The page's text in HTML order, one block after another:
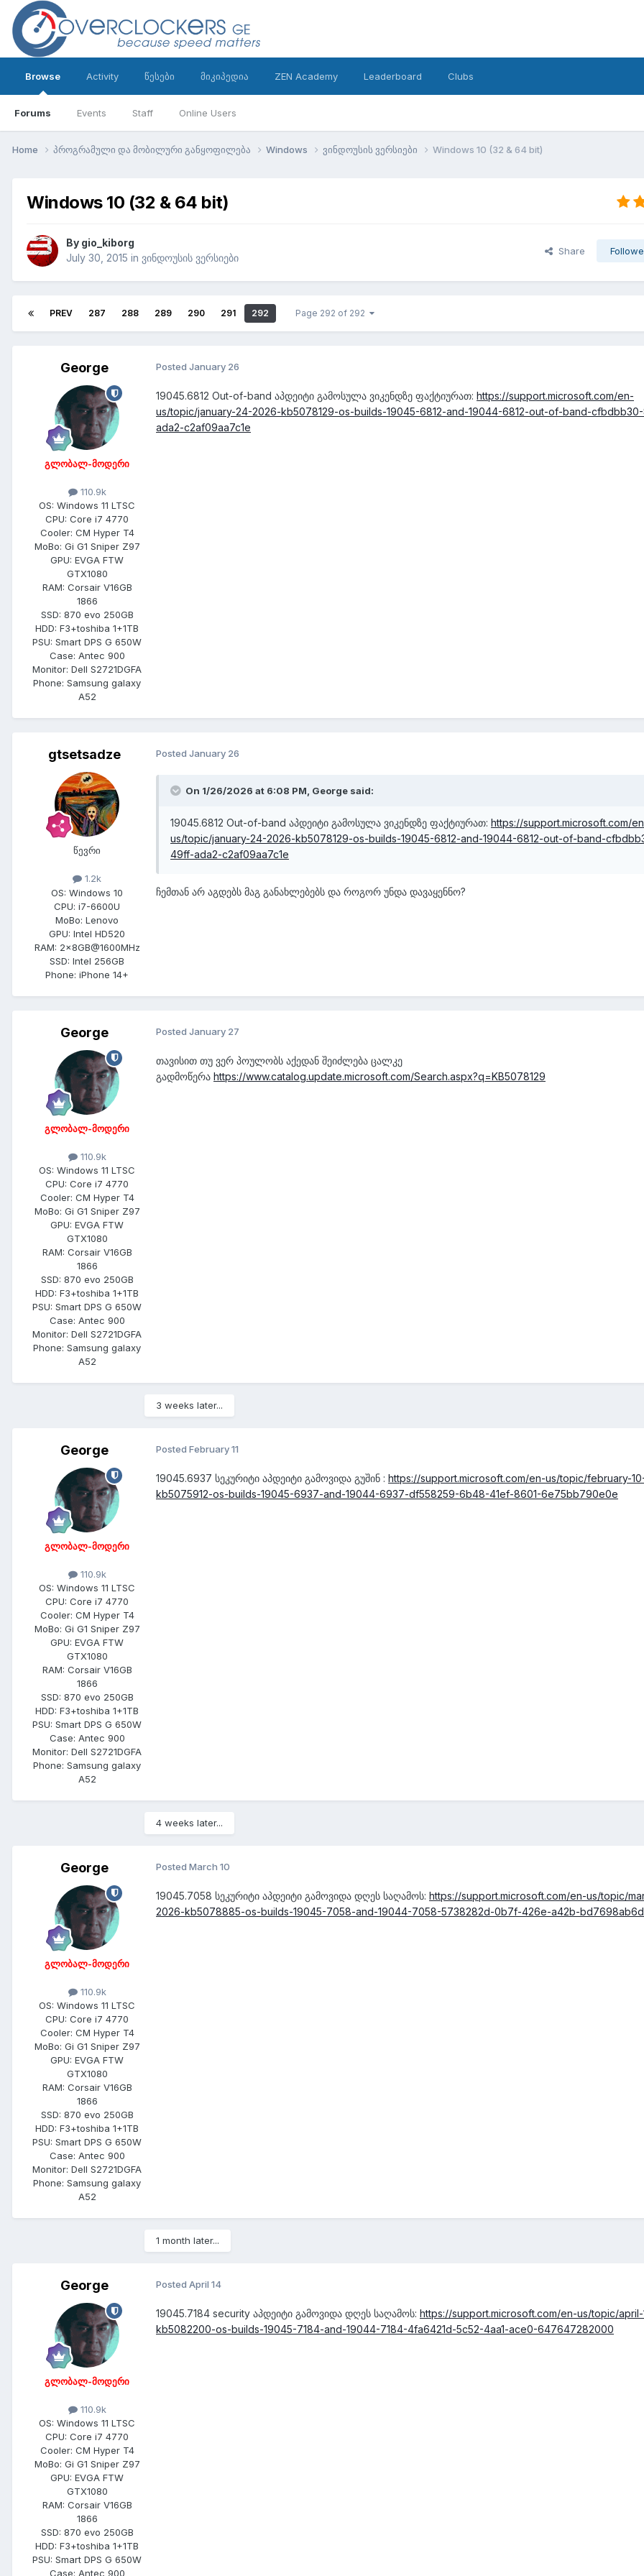
Browse
Forums Events Staff Online Users
Activity წესები მიკიპედია ZEN Academy Leaderboard Clubs
Home პროგრამული და მობილური განყოფილება Windows ვინდოუსის ვერსიები Windows 10 (32 & 64 bit)
Windows 10 (32 & 64 bit)
By gio_kiborg
July 30, 2015 in ვინდოუსის ვერსიები
Share
PREV 287 288 289 290 291 292 Page 292 of 292
George
გლობალ-მოდერი
110.9k
OS: Windows 11 LTSC
CPU: Core i7 4770
Cooler: CM Hyper T4
MoBo: Gi G1 Sniper Z97
GPU: EVGA FTW
GTX1080
RAM: Corsair V16GB
1866
SSD: 870 evo 250GB
HDD: F3+toshiba 1+1TB
PSU: Smart DPS G 650W
Case: Antec 900
Monitor: Dell S2721DGFA
Phone: Samsung galaxy
A52
Posted January 26
19045.6812 Out-of-band აპდეიტი გამოსულა ვიკენდზე ფაქტიურათ: https://support.microsoft.com/en-
us/topic/january-24-2026-kb5078129-os-builds-19045-6812-and-19044-6812-out-of-band-
ada2-c2af09aa7c1e
gtsetsadze
წევრი
1.2k
OS: Windows 10
CPU: i7-6600U
MoBo: Lenovo
GPU: Intel HD520
RAM: 2x8GB@1600MHz
SSD: Intel 256GB
Phone: iPhone 14+
Posted January 26
On 1/26/2026 at 6:08 PM, George said:
19045.6812 Out-of-band აპდეიტი გამოსულა ვიკენდზე ფაქტიურათ: https://support.microsoft.com/
us/topic/january-24-2026-kb5078129-os-builds-19045-6812-and-19044-6812-out-of-band-
49ff-ada2-c2af09aa7c1e
ჩემთან არ აგდებს მაგ განახლებებს და როგორ უნდა დავაყენნო?
George
გლობალ-მოდერი
110.9k
OS: Windows 11 LTSC
CPU: Core i7 4770
Cooler: CM Hyper T4
MoBo: Gi G1 Sniper Z97
GPU: EVGA FTW
GTX1080
RAM: Corsair V16GB
1866
SSD: 870 evo 250GB
HDD: F3+toshiba 1+1TB
PSU: Smart DPS G 650W
Case: Antec 900
Monitor: Dell S2721DGFA
Phone: Samsung galaxy
A52
Posted January 27
თავისით თუ ვერ პოულობს აქედან შეიძლება ცალკე
გადმოწერა https://www.catalog.update.microsoft.com/Search.aspx?q=KB5078129
3 weeks later...
George
გლობალ-მოდერი
110.9k
OS: Windows 11 LTSC
CPU: Core i7 4770
Cooler: CM Hyper T4
MoBo: Gi G1 Sniper Z97
GPU: EVGA FTW
GTX1080
RAM: Corsair V16GB
1866
SSD: 870 evo 250GB
HDD: F3+toshiba 1+1TB
PSU: Smart DPS G 650W
Case: Antec 900
Monitor: Dell S2721DGFA
Phone: Samsung galaxy
A52
Posted February 11
19045.6937 სეკურიტი აპდეიტი გამოვიდა გუშინ : https://support.microsoft.com/en-us/topic/february-
kb5075912-os-builds-19045-6937-and-19044-6937-df558259-6b48-41ef-8601-6e75bb790e0e
4 weeks later...
George
გლობალ-მოდერი
110.9k
OS: Windows 11 LTSC
CPU: Core i7 4770
Cooler: CM Hyper T4
MoBo: Gi G1 Sniper Z97
GPU: EVGA FTW
GTX1080
RAM: Corsair V16GB
1866
SSD: 870 evo 250GB
HDD: F3+toshiba 1+1TB
PSU: Smart DPS G 650W
Case: Antec 900
Monitor: Dell S2721DGFA
Phone: Samsung galaxy
A52
Posted March 10
19045.7058 სეკურიტი აპდეიტი გამოვიდა დღეს საღამოს: https://support.microsoft.com/en-us/topic/
2026-kb5078885-os-builds-19045-7058-and-19044-7058-5738282d-0b7f-426e-a42b-
1 month later...
George
გლობალ-მოდერი
110.9k
OS: Windows 11 LTSC
CPU: Core i7 4770
Cooler: CM Hyper T4
MoBo: Gi G1 Sniper Z97
GPU: EVGA FTW
GTX1080
RAM: Corsair V16GB
1866
SSD: 870 evo 250GB
HDD: F3+toshiba 1+1TB
PSU: Smart DPS G 650W
Case: Antec 900
Posted April 14
19045.7184 seсurity აპდეიტი გამოვიდა დღეს საღამოს: https://support.microsoft.com/en-us/topic/
kb5082200-os-builds-19045-7184-and-19044-7184-4fa6421d-5c52-4aa1-ace0-647647282000